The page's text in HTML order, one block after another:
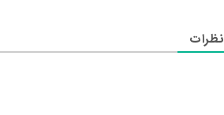
نظرات